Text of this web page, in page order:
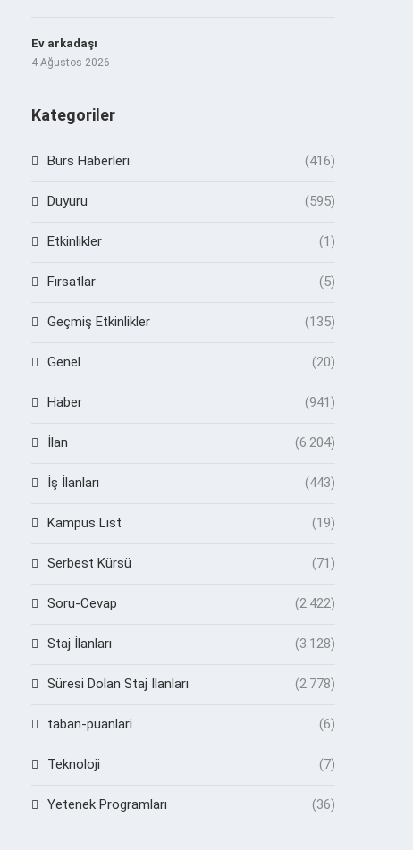
Ev arkadaşı
4 Ağustos 2026
Kategoriler
Burs Haberleri (416)
Duyuru (595)
Etkinlikler (1)
Fırsatlar (5)
Geçmiş Etkinlikler (135)
Genel (20)
Haber (941)
İlan (6.204)
İş İlanları (443)
Kampüs List (19)
Serbest Kürsü (71)
Soru-Cevap (2.422)
Staj İlanları (3.128)
Süresi Dolan Staj İlanları (2.778)
taban-puanlari (6)
Teknoloji (7)
Yetenek Programları (36)